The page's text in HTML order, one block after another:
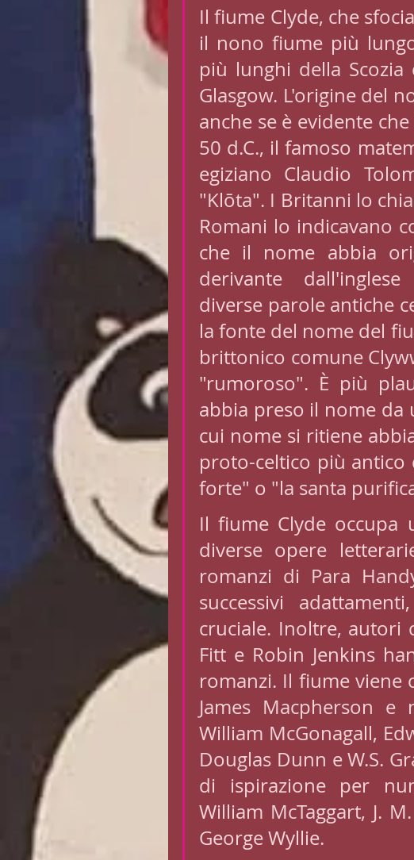
Il fiume Clyde, che
il nono fiume più
più lunghi della
Glasgow. L'origine del
anche se è evidente
50 d.C., il famoso
egiziano Claudio
"Klōta". I Britanni lo
Romani lo indicavano
che il nome abbia
derivante
diverse parole antiche
la fonte del nome del
brittonico comune
"rumoroso". È più
abbia preso il nome da
cui nome si ritiene
proto-celtico più antico
forte" o "la santa
Il fiume Clyde occupa
diverse opere
romanzi di Para
successivi
cruciale. Inoltre, autori
Fitt e Robin Jenkins
romanzi. Il fiume viene
James Macpherson
William McGonagall,
Douglas Dunn e W.S.
di ispirazione per
William McTaggart, J.
George Wyllie.